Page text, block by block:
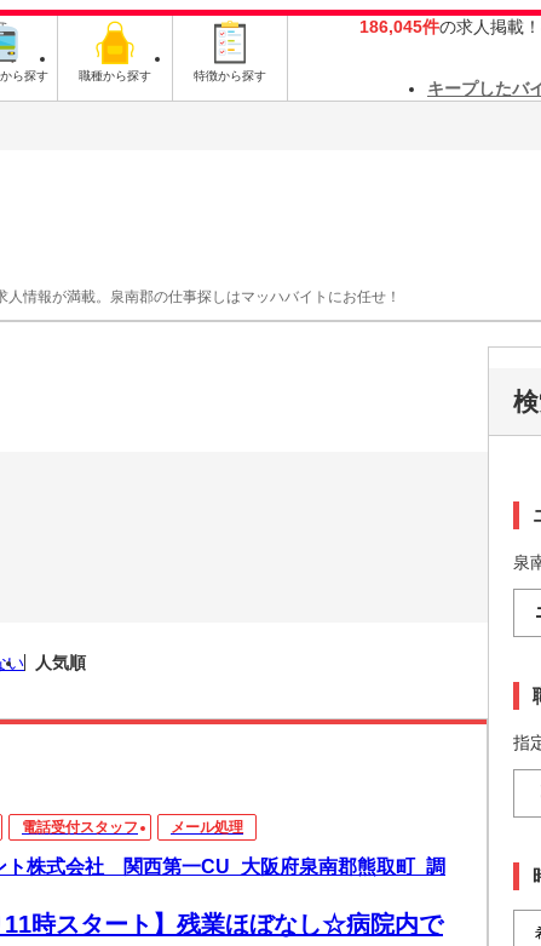
ら探す 職種から探す 特徴から探す
186,045件の求人掲載
キープしたバ
情報が満載。泉南郡の仕事探しはマッハバイトにお任せ！
い 人気順
電話受付スタッフ メール処理
ト株式会社 関西第一CU_大阪府泉南郡熊取町_調
11時スタート】残業ほぼなし☆病院内で
泉
指